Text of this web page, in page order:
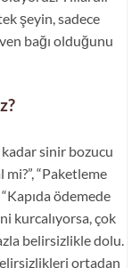
şeyin, sadece
bağı olduğunu
sinir bozucu
“Paketleme
ödemede
kurcalıyorsa, çok
belirsizlikle dolu.
ortadan